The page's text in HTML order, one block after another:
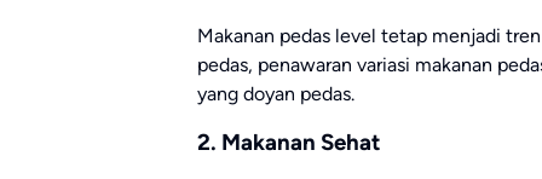
Makanan pedas level tetap menjadi
pedas, penawaran variasi makanan
yang doyan pedas.
2. Makanan Sehat